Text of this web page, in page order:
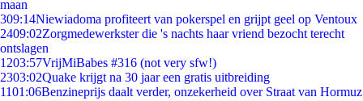
maan
309:14Niewiadoma profiteert van pokerspel en grijpt geel op Ventoux
2409:02Zorgmedewerkster die 's nachts haar vriend bezocht terecht
ontslagen
1203:57VrijMiBabes #316 (not very sfw!)
2303:02Quake krijgt na 30 jaar een gratis uitbreiding
1101:06Benzineprijs daalt verder, onzekerheid over Straat van Hormuz